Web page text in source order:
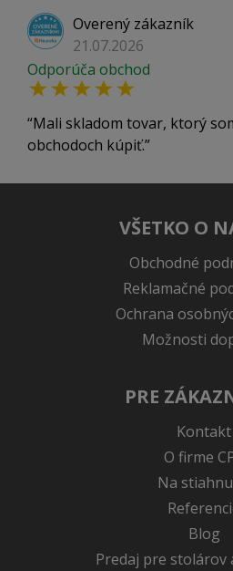
Overený zákazník
21.07.2026
Odporúča obchod
Mali skladom tovar, ktorý
obchodoch kúpiť.
VŠETKO O
Obchodné
Reklamačné
Ochrana
Možnosti
PRE
Kontakt
O firme
Na
Blog
Predaj pre stolárov